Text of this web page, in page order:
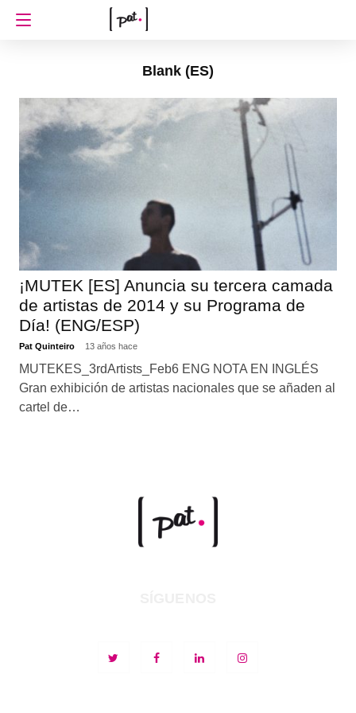
Blank (ES)
¡MUTEK [ES] Anuncia su tercera camada
de artistas de 2014 y su Programa de
Día! (ENG/ESP)
Pat Quinteiro 13 años hace
MUTEKES_3rdArtists_Feb6 ENG NOTA EN INGLÉS
Gran exhibición de artistas nacionales que se añaden al
cartel de…